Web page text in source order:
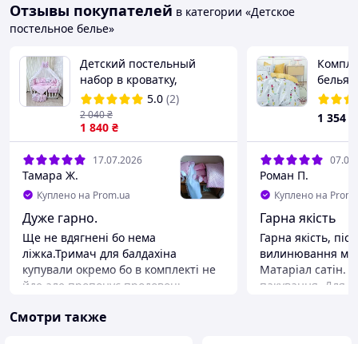
Отзывы покупателей в категории «Детское
постельное белье»
Детский постельный
набор в кроватку,
балдахин на кроватку,
постельный набор для
новорожденных
5.0 (2)
1 840 ₴
2 040₴
17.07.2026
Тамара Ж.
Куплено на Prom.ua
Дуже гарно.
Ще не вдягнені бо нема
ліжка.Тримач для балдахіна
купували окремо бо в комплекті не
йде,але пропонує продовоць.
Ковдра трансформується в конверт
белья
сатин
766
1 354
Роман П.
Куплено на
Гарна якість
Гарна якість,
вилинювання
Матаріал сатін.
пакування. Для
Смотри также